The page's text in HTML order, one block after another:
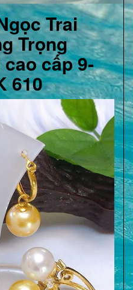
Trai
Trọng
cấp 9-
610